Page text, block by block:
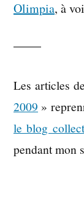
Olimpia, à
Les articles
2009 »
le blog
pendant mon